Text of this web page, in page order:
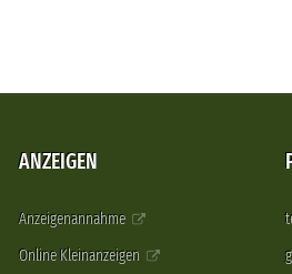
ANZEIGEN
Anzeigenannahme
Online Kleinanzeigen